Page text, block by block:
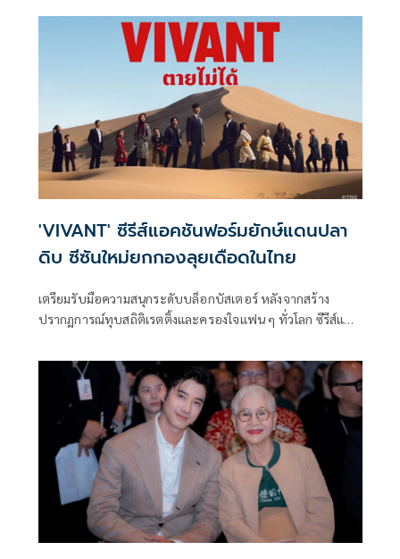
ขนิษฐา ภรรยา ได้ยื่นมือเข้าช่วยเหลือและรับน้องพั้นช์เป็นลูก
'VIVANT' ซีรีส์แอคชันฟอร์มยักษ์แดนปลา
ดิบ ซีซันใหม่ยกกองลุยเดือดในไทย
เตรียมรับมือความสนุกระดับบล็อกบัสเตอร์ หลังจากสร้าง
ปรากฏการณ์ทุบสถิติเรตติ้งและครองใจแฟน ๆ ทั่วโลก ซีรีส์แอ
ยิ่งใหญ่อีกครั้งในซีซันใหม่ ที่เข้มข้น ดุดัน และเกินคาดเดา